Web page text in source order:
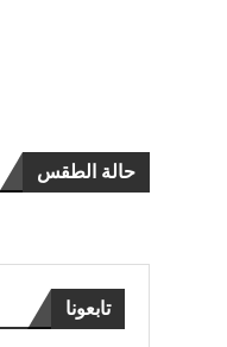
حالة الطقس
تابعونا